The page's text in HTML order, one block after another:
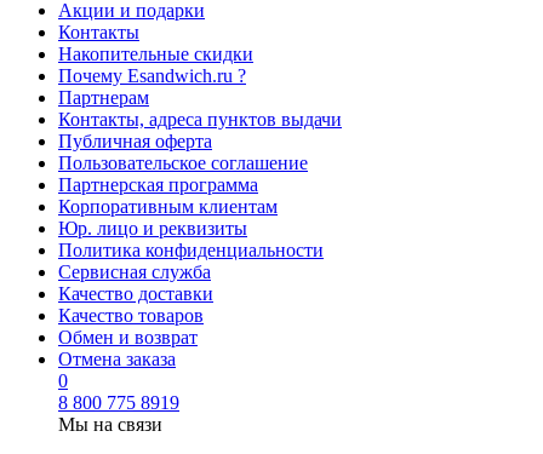
Акции и подарки
Контакты
Накопительные скидки
Почему Esandwich.ru ?
Партнерам
Контакты, адреса пунктов выдачи
Публичная оферта
Пользовательское соглашение
Партнерская программа
Корпоративным клиентам
Юр. лицо и реквизиты
Политика конфиденциальности
Сервисная служба
Качество доставки
Качество товаров
Обмен и возврат
Отмена заказа
0
8 800 775 8919
Мы на связи